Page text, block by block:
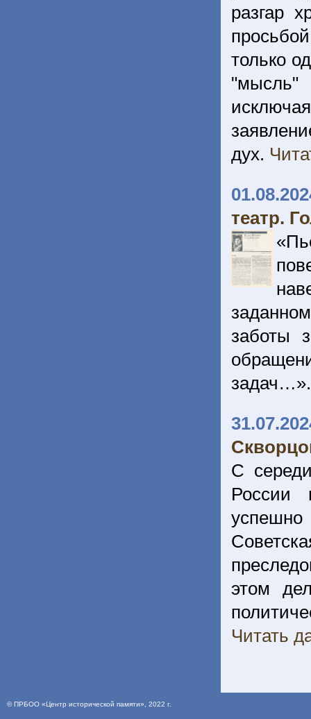
разгар
только
"мысль"
дух.
театр.
заботы
С
России
этом
Читать
©ПРБОО «Центр исторической памяти» , 2022 г.